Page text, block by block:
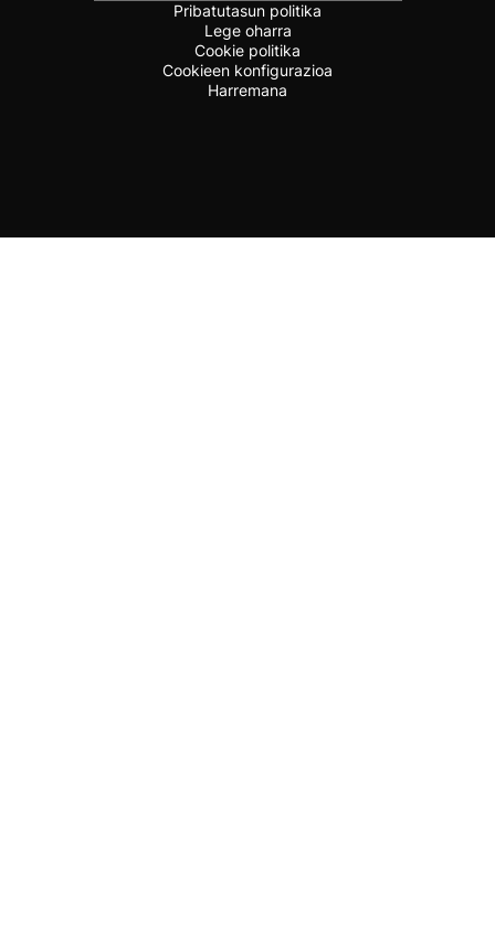
Pribatutasun politika
Lege oharra
Cookie politika
Cookieen konfigurazioa
Harremana